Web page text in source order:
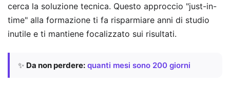
cerca la soluzione tecnica. Questo approccio "just-in-
time" alla formazione ti fa risparmiare anni di studio
inutile e ti mantiene focalizzato sui risultati.
✨ Da non perdere: quanti mesi sono 200 giorni